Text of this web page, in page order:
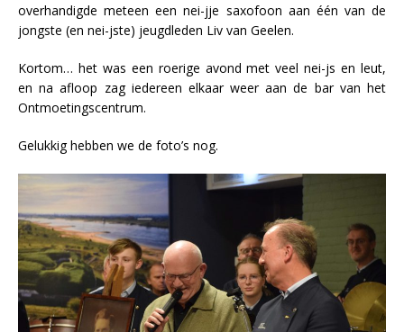
overhandigde meteen een nei-jje saxofoon aan één van de
jongste (en nei-jste) jeugdleden Liv van Geelen.
Kortom… het was een roerige avond met veel nei-js en leut,
en na afloop zag iedereen elkaar weer aan de bar van het
Ontmoetingscentrum.
Gelukkig hebben we de foto’s nog.